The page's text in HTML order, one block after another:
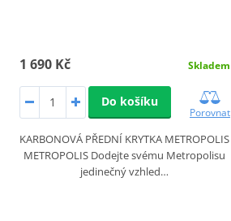
1 690 Kč Skladem
Do košíku
Porovnat
KARBONOVÁ PŘEDNÍ KRYTKA METROPOLIS
METROPOLIS Dodejte svému Metropolisu
jedinečný vzhled…